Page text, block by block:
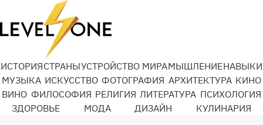
ИСТОРИЯСТРАНЫУСТРОЙСТВО МИРАМЫШЛЕНИЕНАВЫКИ
МУЗЫКА ИСКУССТВО ФОТОГРАФИЯ АРХИТЕКТУРА КИНО
ВИНО ФИЛОСОФИЯ РЕЛИГИЯ ЛИТЕРАТУРА ПСИХОЛОГИЯ
ЗДОРОВЬЕ
МОДА ДИЗАЙН КУЛИНАРИЯ